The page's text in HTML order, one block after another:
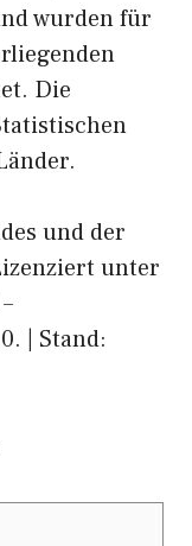
wurden für
Die
und der
unter
| Stand: